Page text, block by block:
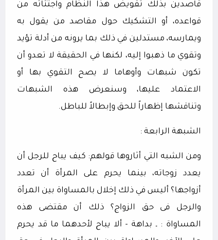
قاصدين بذلك تقويض هذا النظام واجتثاثه من
قواعده، أو التشكيك حول مقاصد من يقول به
ويمارسه، مستدلين في ذلك بما يرونه من أدلة تؤيد
وتقوي ما ذهبوا إليه، لكنها في الحقيقة لا تعدو أن
تكون شبهات وأوهاما لا يصح التقوي بها أو
الاعتماد عليها، وسنعرض هذه الشبهات
وتناقشها إظهاراً للحق وإبطالاً للباطل.
الشبهة الرابعة :
ومن الشبه التي أثاروها قولهم: كيف يباح للرجل أن
يعدد زوجاته، بينما يحرم على المرأة أن تعدد
أزواجها؟ أليس في ذلك إخلال بالمساواة بين المرأة
والرجل فى حق الزواج؟ ذلك أن مقتضى هذه
المساواة : ـ بداهة - ألا يباح لأحدهما ما قد يحرم